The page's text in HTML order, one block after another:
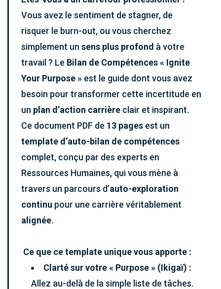
Vous avez le sentiment de stagner, de
risquer le burn-out, ou vous cherchez
simplement un sens plus profond à votre
travail ? Le Bilan de Compétences « Ignite
Your Purpose » est le guide dont vous avez
besoin pour transformer cette incertitude en
un plan d’action carrière clair et inspirant.
Ce document PDF de 13 pages est un
template d’auto-bilan de compétences
complet, conçu par des experts en
Ressources Humaines, qui vous mène à
travers un parcours d’auto-exploration
continu pour une carrière véritablement
alignée.
Ce que ce template unique vous apporte :
Clarté sur votre « Purpose » (Ikigaï) :
Allez au-delà de la simple liste de tâches.